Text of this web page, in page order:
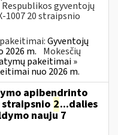
gyventojų
1007 20 straipsnio
Gyventojų
2026 m. Mokesčių
pakeitimai »
nuo 2026 m.
apibendrinto
2...dalies
nauju 7